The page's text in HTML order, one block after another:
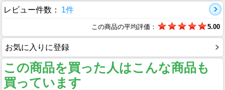
レビュー件数： 1件
この商品の平均評価： 5.00
お気に入りに登録
この商品を買った人はこんな商品も
買っています